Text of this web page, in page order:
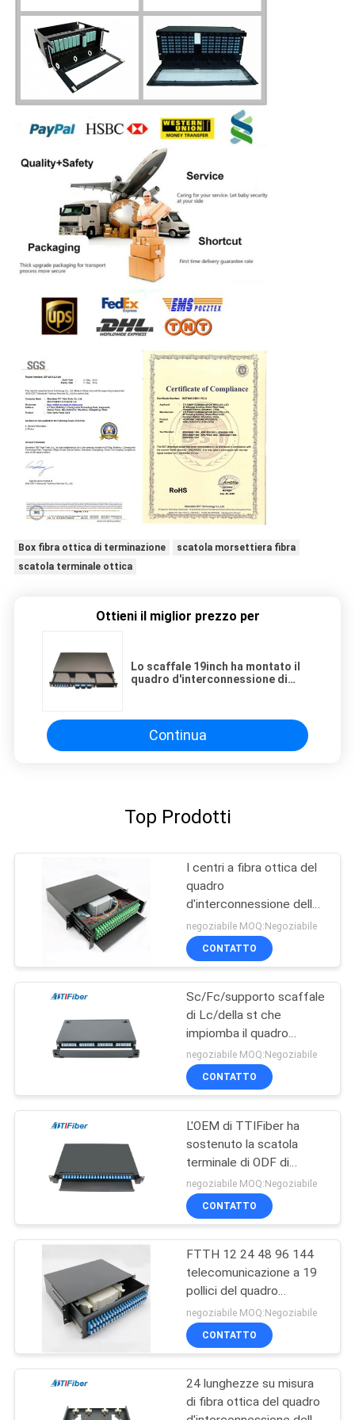
Box fibra ottica di terminazione
scatola morsettiera fibra
scatola terminale ottica
Ottieni il miglior prezzo per
Lo scaffale 19inch ha montato il
quadro d'interconnessione di
Continua
Top Prodotti
I centri a fibra ottica del
quadro
d'interconnessione della
scatola di termine del
supporto di scaffale di
Sc/Fc/St/Lc 12-24
negoziabile MOQ:Negoziabile
CONTATTO
Sc/Fc/supporto scaffale
di Lc/della st che
impiomba il quadro
d'interconnessione a
fibra ottica il centro di 1U
12 - 24
negoziabile MOQ:Negoziabile
CONTATTO
L'OEM di TTIFiber ha
sostenuto la scatola
terminale di ODF di
distribuzione a fibra
ottica del quadro
d'interconnessione
negoziabile MOQ:Negoziabile
CONTATTO
FTTH 12 24 48 96 144
telecomunicazione a 19
pollici del quadro
d'interconnessione a
fibra ottica del porto
montato scaffale
negoziabile MOQ:Negoziabile
CONTATTO
24 lunghezze su misura
di fibra ottica del quadro